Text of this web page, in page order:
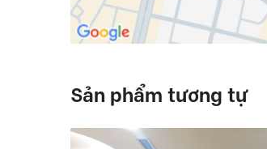
Sản phẩm tương tự